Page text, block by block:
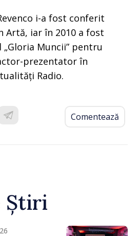
i-a fost conferit
Artă, iar în 2010 a fost
Muncii” pentru
prezentator în
Radio.
Comentează
Știri